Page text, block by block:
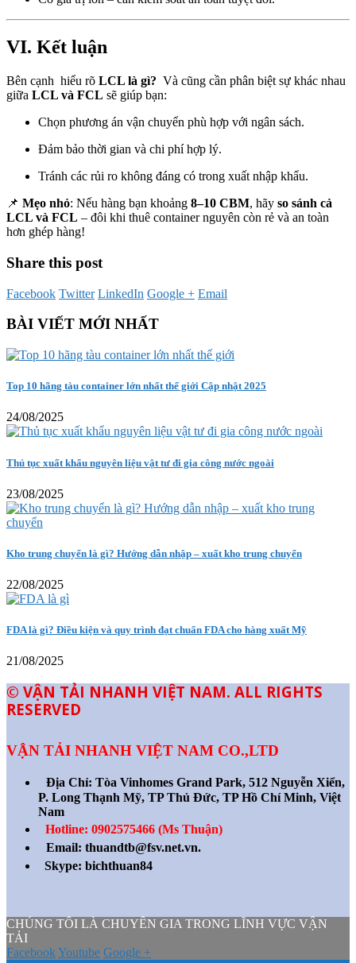
VI. Kết luận
Bên cạnh hiểu rõ LCL là gì? Và cũng cần phân biệt sự khác nhau
giữa LCL và FCL sẽ giúp bạn:
Chọn phương án vận chuyển phù hợp với ngân sách.
Đảm bảo thời gian và chi phí hợp lý.
Tránh các rủi ro không đáng có trong xuất nhập khẩu.
📌 Mẹo nhỏ: Nếu hàng bạn khoảng 8–10 CBM, hãy so sánh cả
LCL và FCL – đôi khi thuê container nguyên còn rẻ và an toàn
hơn ghép hàng!
Share this post
Facebook Twitter LinkedIn Google + Email
BÀI VIẾT MỚI NHẤT
Top 10 hãng tàu container lớn nhất thế giới Cập nhật 2025
24/08/2025
Thủ tục xuất khẩu nguyên liệu vật tư đi gia công nước ngoài
23/08/2025
Kho trung chuyển là gì? Hướng dẫn nhập – xuất kho trung chuyển
22/08/2025
FDA là gì? Điều kiện và quy trình đạt chuẩn FDA cho hàng xuất Mỹ
21/08/2025
© VẬN TẢI NHANH VIỆT NAM. ALL RIGHTS
RESERVED
VẬN TẢI NHANH VIỆT NAM CO.,LTD
Địa Chỉ: Tòa Vinhomes Grand Park, 512 Nguyễn Xiển,
P. Long Thạnh Mỹ, TP Thủ Đức, TP Hồ Chí Minh, Việt
Nam
Hotline: 0902575466 (Ms Thuận)
Email: thuandtb@fsv.net.vn.
Skype: bichthuan84
CHÚNG TÔI LÀ CHUYÊN GIA TRONG LĨNH VỰC VẬN
TẢI
Facebook Youtube Google +